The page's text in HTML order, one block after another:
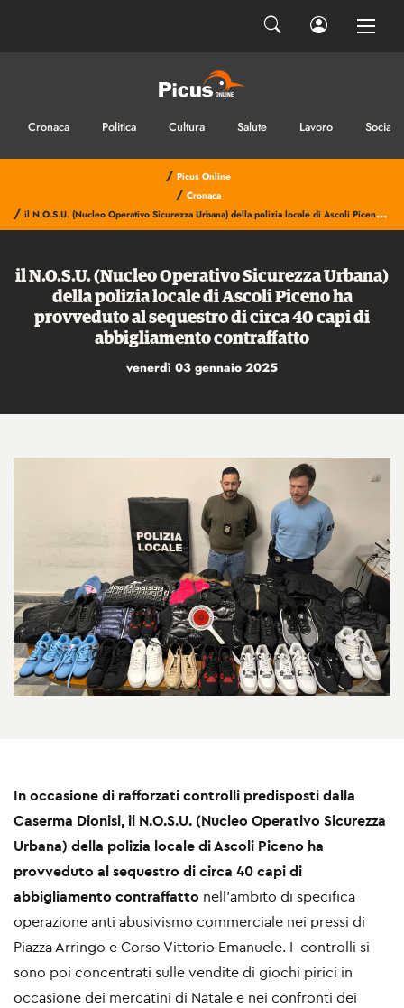
Cronaca Politica Cultura Salute Lavoro Sociale
/ Picus Online
/ Cronaca
/ il N.O.S.U. (Nucleo Operativo Sicurezza Urbana) della polizia locale di Ascoli Piceno ha provveduto al sequestro di circa 40 capi di abbigliamento contraffatto
il N.O.S.U. (Nucleo Operativo Sicurezza Urbana)
della polizia locale di Ascoli Piceno ha
provveduto al sequestro di circa 40 capi di
abbigliamento contraffatto
venerdì 03 gennaio 2025
In occasione di rafforzati controlli predisposti dalla
Caserma Dionisi, il N.O.S.U. (Nucleo Operativo Sicurezza
Urbana) della polizia locale di Ascoli Piceno ha
provveduto al sequestro di circa 40 capi di
abbigliamento contraffatto nell'ambito di specifica
operazione anti abusivismo commerciale nei pressi di
Piazza Arringo e Corso Vittorio Emanuele. I controlli si
sono poi concentrati sulle vendite di giochi pirici in
occasione dei mercatini di Natale e nei confronti dei